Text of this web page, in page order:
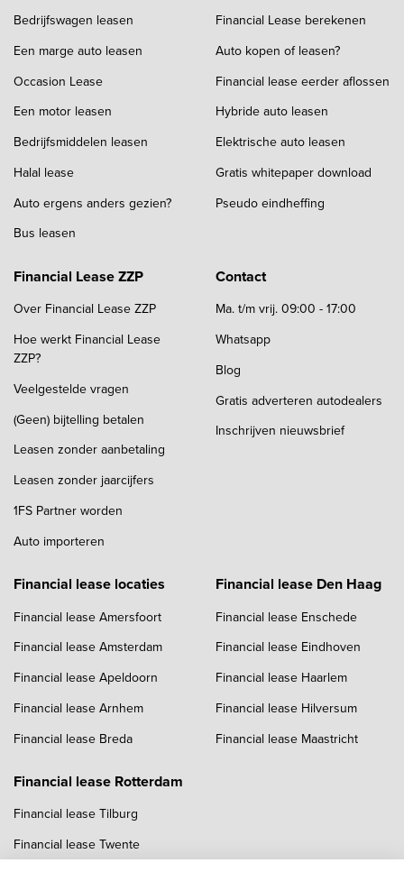
Bedrijfswagen leasen
Een marge auto leasen
Occasion Lease
Een motor leasen
Bedrijfsmiddelen leasen
Halal lease
Auto ergens anders gezien?
Bus leasen
Financial Lease berekenen
Auto kopen of leasen?
Financial lease eerder aflossen
Hybride auto leasen
Elektrische auto leasen
Gratis whitepaper download
Pseudo eindheffing
Financial Lease ZZP
Over Financial Lease ZZP
Hoe werkt Financial Lease
ZZP?
Veelgestelde vragen
(Geen) bijtelling betalen
Leasen zonder aanbetaling
Leasen zonder jaarcijfers
1FS Partner worden
Auto importeren
Contact
Ma. t/m vrij. 09:00 - 17:00
Whatsapp
Blog
Gratis adverteren autodealers
Inschrijven nieuwsbrief
Financial lease locaties
Financial lease Amersfoort
Financial lease Amsterdam
Financial lease Apeldoorn
Financial lease Arnhem
Financial lease Breda
Financial lease Den Haag
Financial lease Enschede
Financial lease Eindhoven
Financial lease Haarlem
Financial lease Hilversum
Financial lease Maastricht
Financial lease Rotterdam
Financial lease Tilburg
Financial lease Twente